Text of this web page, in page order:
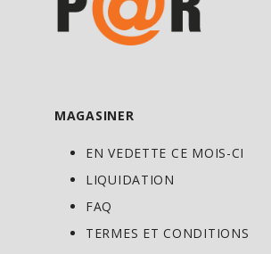
Quantité par portion
Matières grasses totales 0.5g
Graisses saturées 0g
Graisses trans 0g
Cholestérol 0mg
Sodium 220mg
MAGASINER
EN VEDETTE CE MOIS-CI
LIQUIDATION
FAQ
TERMES ET CONDITIONS